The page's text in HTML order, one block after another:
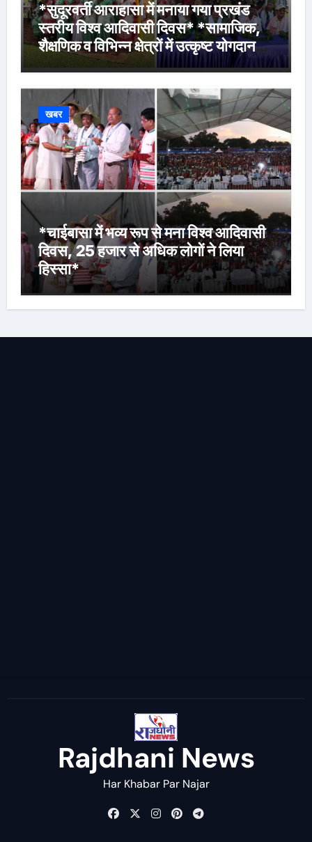
*सुदूरवर्ती आराहासा में मनाया गया प्रखंड
स्तरीय विश्व आदिवासी दिवस* *सामाजिक,
शैक्षणिक व विभिन्न क्षेत्रों में उत्कृष्ट योगदान
देने वालों के साथ मेधावी विद्यार्थियों को किया
खबर
*चाईबासा में भव्य रूप से मना विश्व आदिवासी
दिवस, 25 हजार से अधिक लोगों ने लिया
हिस्सा*
Rajdhani News
Har Khabar Par Najar